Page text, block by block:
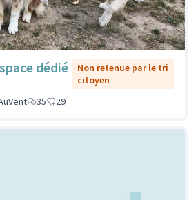
dédié
Non retenue par le tri
citoyen
35 29